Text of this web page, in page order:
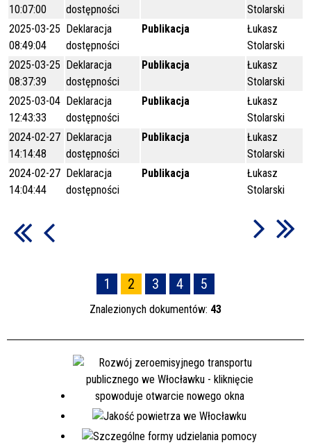
10:07:00
dostępności
Stolarski
2025-03-25
08:49:04
Deklaracja
dostępności
Publikacja
Łukasz
Stolarski
2025-03-25
08:37:39
Deklaracja
dostępności
Publikacja
Łukasz
Stolarski
2025-03-04
12:43:33
Deklaracja
dostępności
Publikacja
Łukasz
Stolarski
2024-02-27
14:14:48
Deklaracja
dostępności
Publikacja
Łukasz
Stolarski
2024-02-27
14:04:44
Deklaracja
dostępności
Publikacja
Łukasz
Stolarski
1 2 3 4 5
Znalezionych dokumentów: 43